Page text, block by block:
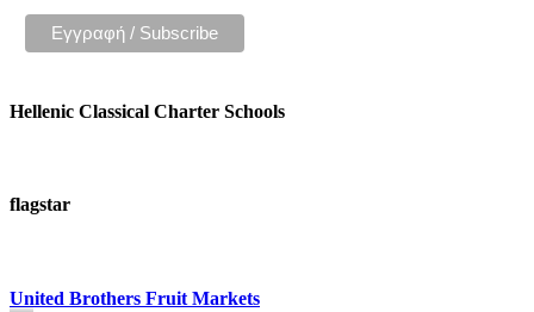
Hellenic Classical Charter Schools
flagstar
United Brothers Fruit Markets